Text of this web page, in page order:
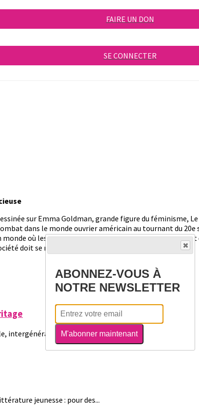
FAIRE UN DON
SE CONNECTER
sur Emma Goldman, grande figure du féminisme,
dans le monde ouvrier américain au tournant du
monde où les changements politiques collectifs
doit se mobiliser…
intergénérationnelle, kids...
jeunesse : pour des...
ABONNEZ-VOUS À
NOTRE NEWSLETTER
M'abonner maintenant